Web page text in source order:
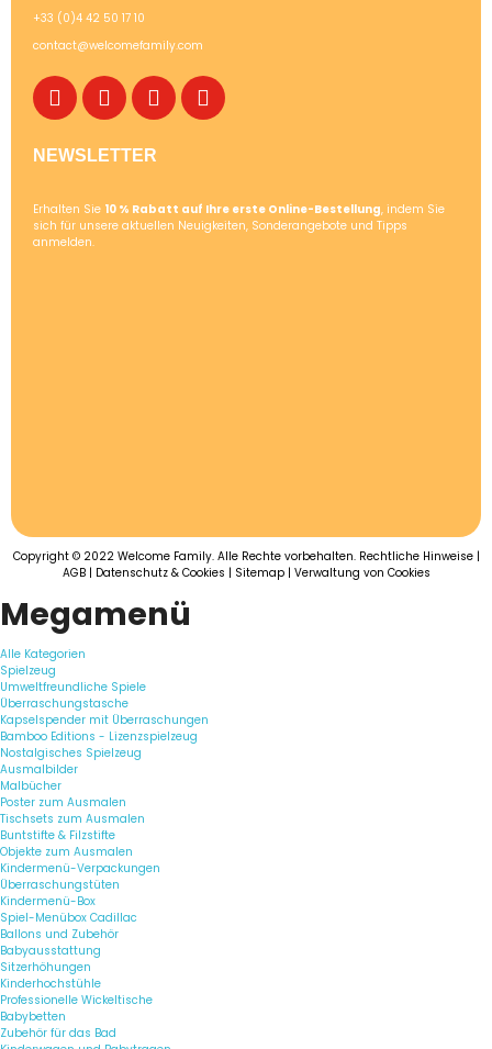
+33 (0)4 42 50 17 10
contact@welcomefamily.com
NEWSLETTER
Erhalten Sie 10 % Rabatt auf Ihre erste Online-Bestellung, indem Sie
sich für unsere aktuellen Neuigkeiten, Sonderangebote und Tipps
anmelden.
Copyright © 2022 Welcome Family. Alle Rechte vorbehalten. Rechtliche Hinweise|
AGB| Datenschutz & Cookies | Sitemap| Verwaltung von Cookies
Megamenü
Alle Kategorien
Spielzeug
Umweltfreundliche Spiele
Überraschungstasche
Kapselspender mit Überraschungen
Bamboo Editions - Lizenzspielzeug
Nostalgisches Spielzeug
Ausmalbilder
Malbücher
Poster zum Ausmalen
Tischsets zum Ausmalen
Buntstifte & Filzstifte
Objekte zum Ausmalen
Kindermenü-Verpackungen
Überraschungstüten
Kindermenü-Box
Spiel-Menübox Cadillac
Ballons und Zubehör
Babyausstattung
Sitzerhöhungen
Kinderhochstühle
Professionelle Wickeltische
Babybetten
Zubehör für das Bad